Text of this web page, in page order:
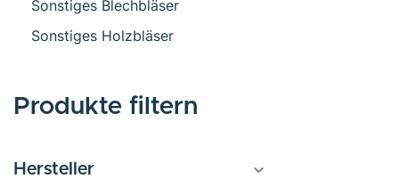
Sonstiges Blechbläser
Sonstiges Holzbläser
Produkte filtern
Hersteller